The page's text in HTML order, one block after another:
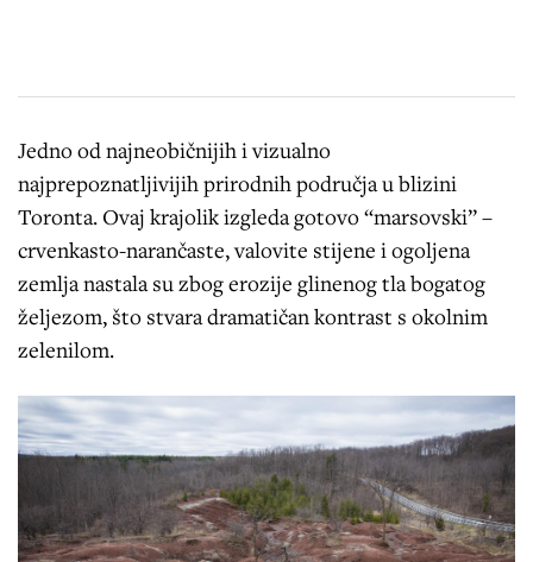
Jedno od najneobičnijih i vizualno
najprepoznatljivijih prirodnih područja u blizini
Toronta. Ovaj krajolik izgleda gotovo “marsovski” –
crvenkasto-narančaste, valovite stijene i ogoljena
zemlja nastala su zbog erozije glinenog tla bogatog
željezom, što stvara dramatičan kontrast s okolnim
zelenilom.